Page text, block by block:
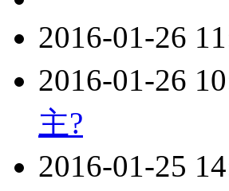
2016-01-26
2016-01-26
主?
2016-01-25